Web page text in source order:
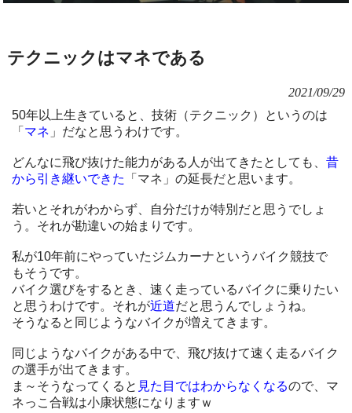
テクニックはマネである
2021/09/29
50年以上生きていると、技術（テクニック）というのは
「 マネ 」だなと思うわけです。
どんなに飛び抜けた能力がある人が出てきたとしても、昔
から引き継いできた
「マネ」の延長だと思います。
若いとそれがわからず、自分だけが特別だと思うでしょ
う。それが勘違いの始まりです。
私が10年前にやっていたジムカーナというバイク競技で
もそうです。
バイク選びをするとき、速く走っているバイクに乗りたい
と思うわけです。それが近道だと思うんでしょうね。
そうなると同じようなバイクが増えてきます。
同じようなバイクがある中で、飛び抜けて速く走るバイク
の選手が出てきます。
ま～そうなってくると 見た目ではわからなくなるので、マ
ネっこ合戦は小康状態になりますｗ